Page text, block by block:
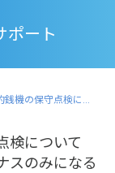
ポート
銭機の保守点検に...
検について
スのみになる